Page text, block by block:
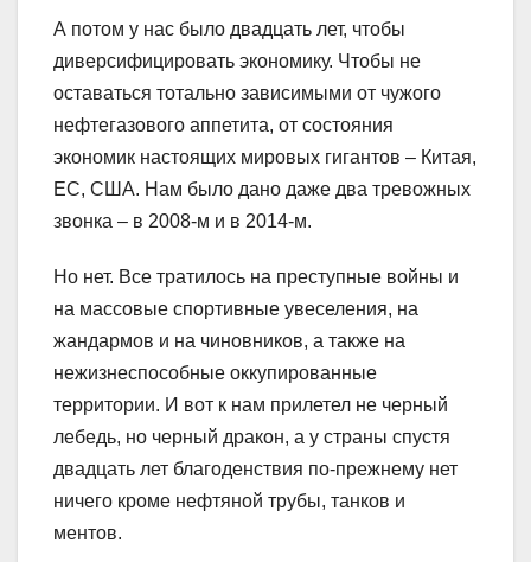
А потом у нас было двадцать лет, чтобы
диверсифицировать экономику. Чтобы не
оставаться тотально зависимыми от чужого
нефтегазового аппетита, от состояния
экономик настоящих мировых гигантов – Китая,
ЕС, США. Нам было дано даже два тревожных
звонка – в 2008-м и в 2014-м.
Но нет. Все тратилось на преступные войны и
на массовые спортивные увеселения, на
жандармов и на чиновников, а также на
нежизнеспособные оккупированные
территории. И вот к нам прилетел не черный
лебедь, но черный дракон, а у страны спустя
двадцать лет благоденствия по-прежнему нет
ничего кроме нефтяной трубы, танков и
ментов.